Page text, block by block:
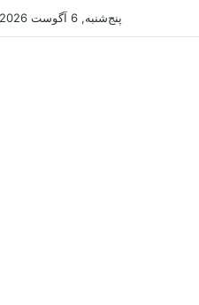
پنج‌شنبه, 6 آگوست 2026